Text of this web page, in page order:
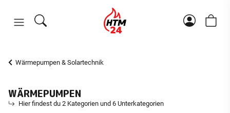
Wärmepumpen & Solartechnik
WÄRMEPUMPEN
Hier findest du 2 Kategorien und 6 Unterkategorien